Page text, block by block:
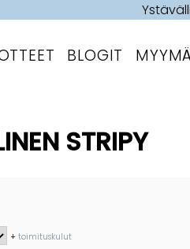
BLOGIT
STRIPY
+toimituskulut